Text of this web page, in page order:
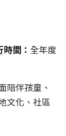
時間
全年度
陪伴孩童、
文化、社區